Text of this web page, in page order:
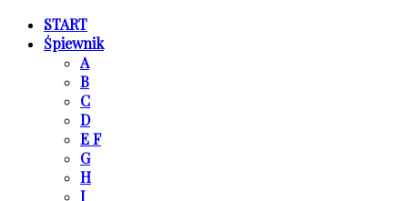
START
Śpiewnik
A
B
C
D
E F
G
H
I